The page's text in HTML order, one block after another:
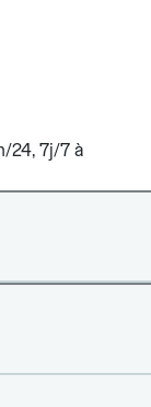
24, 7j/7 à